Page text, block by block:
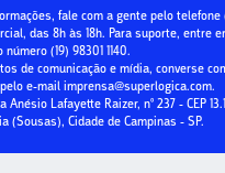
Condomínios
fale com a gente pelo telefone
das 8h às 18h. Para suporte, entre
número (19) 98301 1140.
de comunicação e mídia, converse
e-mail imprensa@superlogica.com.
Anésio Lafayette Raizer, nº 237 - CEP
(Sousas), Cidade de Campinas - SP.